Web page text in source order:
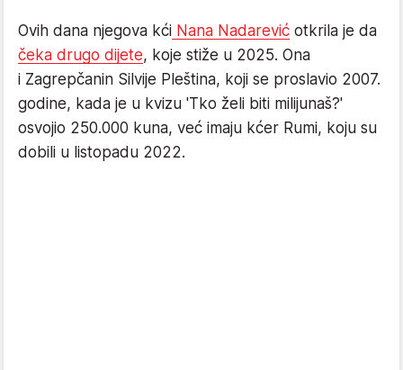
Ovih dana njegova kći Nana Nadarević otkrila je da
čeka drugo dijete, koje stiže u 2025. Ona
i Zagrepčanin Silvije Pleština, koji se proslavio 2007.
godine, kada je u kvizu 'Tko želi biti milijunaš?'
osvojio 250.000 kuna, već imaju kćer Rumi, koju su
dobili u listopadu 2022.